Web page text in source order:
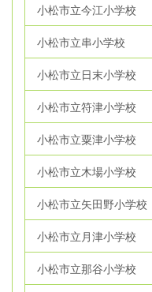
小松市立今江小学校
小松市立串小学校
小松市立日末小学校
小松市立符津小学校
小松市立粟津小学校
小松市立木場小学校
小松市立矢田野小学校
小松市立月津小学校
小松市立那谷小学校